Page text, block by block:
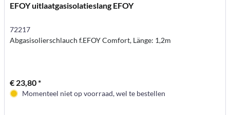
EFOY uitlaatgasisolatieslang EFOY
72217
Abgasisolierschlauch f.EFOY Comfort, Länge: 1,2m
€ 23,80 *
Momenteel niet op voorraad, wel te bestellen